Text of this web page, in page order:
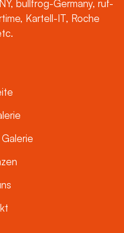
bullfrog-Germany, ruf-
Kartell-IT, Roche